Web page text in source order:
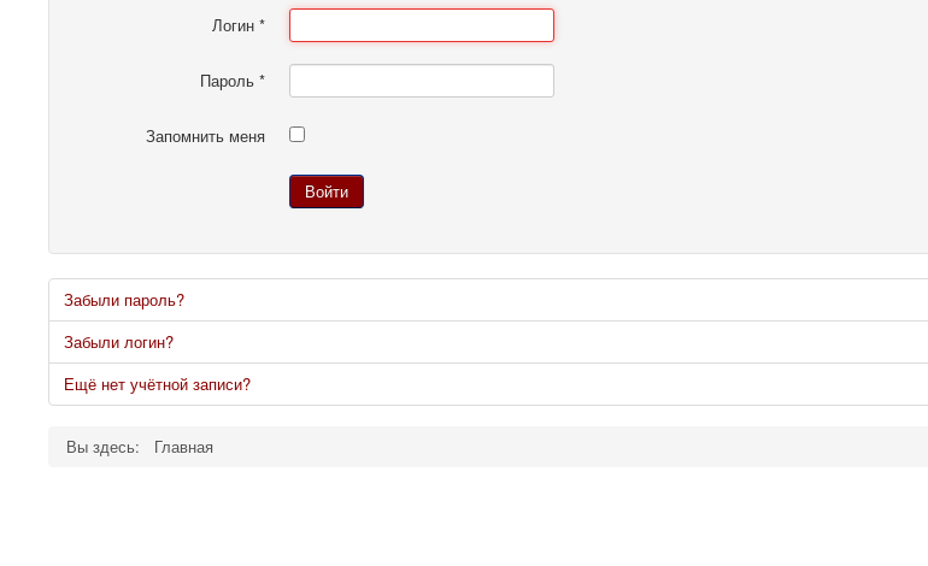
Логин *
Пароль *
Запомнить меня
Войти
Забыли пароль?
Забыли логин?
Ещё нет учётной записи?
Вы здесь: Главная